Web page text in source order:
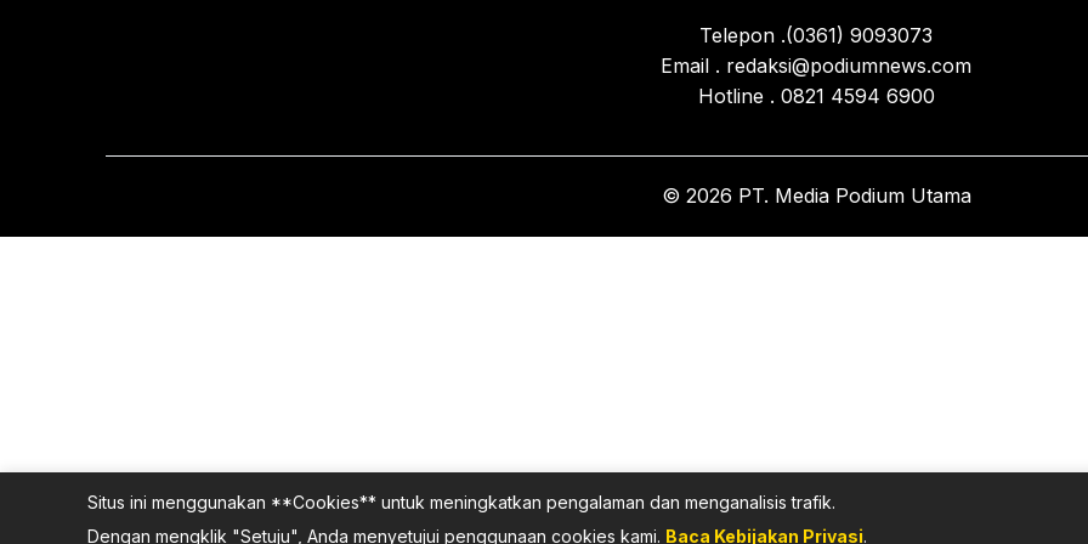
Telepon .(0361) 9093073
Email . redaksi@podiumnews.com
Hotline . 0821 4594 6900
© 2026 PT. Media Podium Utama
Situs ini menggunakan **Cookies** untuk meningkatkan pengalaman dan menganalisis trafik.
Dengan mengklik "Setuju", Anda menyetujui penggunaan cookies kami. Baca Kebijakan Privasi.